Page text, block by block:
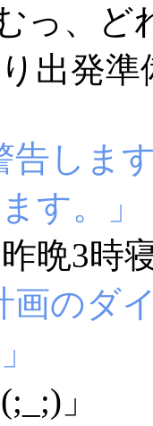
っ、
出発準
告しま
す。」
晩3時
画のダ
」